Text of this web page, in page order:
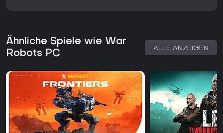
Ähnliche Spiele wie War
Robots PC
ALLE ANZEIGEN